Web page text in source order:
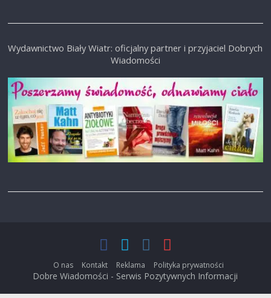
Wydawnictwo Biały Wiatr: oficjalny partner i przyjaciel Dobrych
Wiadomości
O nas Kontakt Reklama Polityka prywatności
Dobre Wiadomości - Serwis Pozytywnych Informacji